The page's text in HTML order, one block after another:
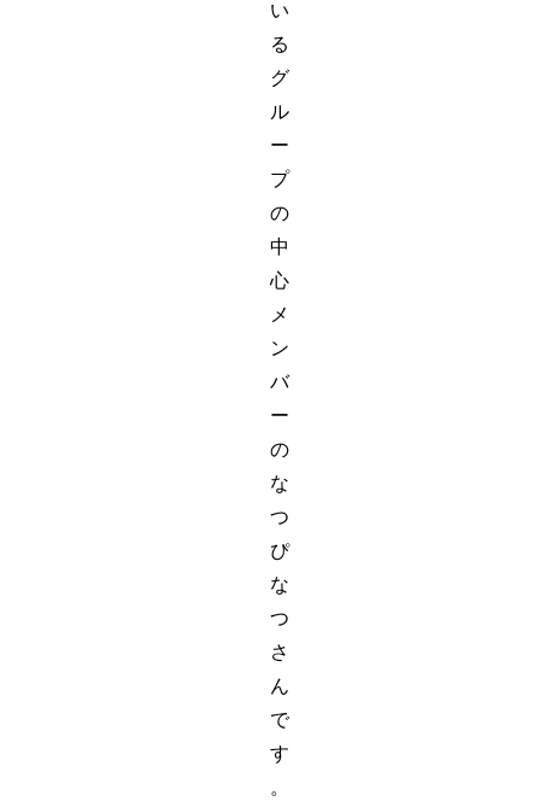
い
る
グ
ル
ー
プ
の
中
心
メ
ン
バ
ー
の
な
つ
ぴ
な
つ
さ
ん
で
す
。